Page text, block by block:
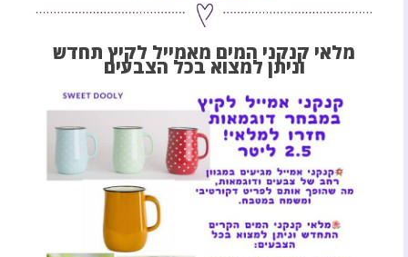
מלאי קנקני המים מאמייל לקיץ תחדש
וניתן למצוא בכל הצבעים